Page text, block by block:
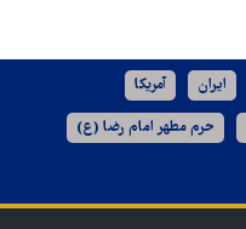
ایران آمریکا
حرم مطهر امام رضا (ع)